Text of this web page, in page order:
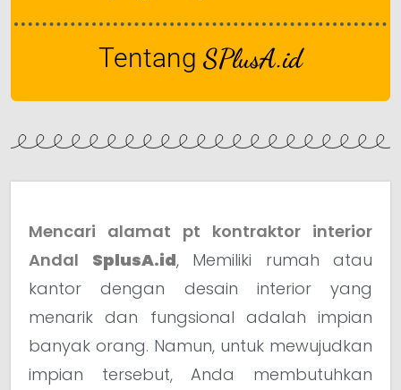
Tentang SPlusA.id
Mencari alamat pt kontraktor interior
Andal SplusA.id, Memiliki rumah atau
kantor dengan desain interior yang
menarik dan fungsional adalah impian
banyak orang. Namun, untuk mewujudkan
impian tersebut, Anda membutuhkan